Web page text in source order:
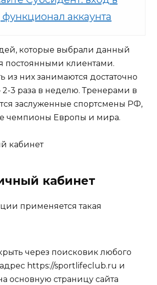
аккаунта
которые выбрали данный
постоянными клиентами.
из них занимаются достаточно
2-3 раза в неделю. Тренерами в
заслуженные спортсмены РФ,
чемпионы Европы и мира.
кабинет
кабинет
применяется такая
через поисковик любого
https://sportlifeclub.ru и
основную страницу сайта